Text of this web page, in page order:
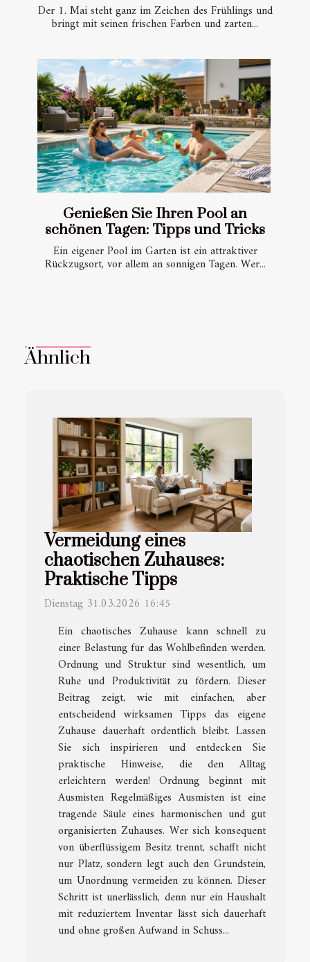
Der 1. Mai steht ganz im Zeichen des Frühlings und
bringt mit seinen frischen Farben und zarten...
Genießen Sie Ihren Pool an
schönen Tagen: Tipps und Tricks
Ein eigener Pool im Garten ist ein attraktiver
Rückzugsort, vor allem an sonnigen Tagen. Wer...
Ähnlich
Vermeidung eines
chaotischen Zuhauses:
Praktische Tipps
Dienstag 31.03.2026 16:45
Ein chaotisches Zuhause kann schnell zu
einer Belastung für das Wohlbefinden werden.
Ordnung und Struktur sind wesentlich, um
Ruhe und Produktivität zu fördern. Dieser
Beitrag zeigt, wie mit einfachen, aber
entscheidend wirksamen Tipps das eigene
Zuhause dauerhaft ordentlich bleibt. Lassen
Sie sich inspirieren und entdecken Sie
praktische Hinweise, die den Alltag
erleichtern werden! Ordnung beginnt mit
Ausmisten Regelmäßiges Ausmisten ist eine
tragende Säule eines harmonischen und gut
organisierten Zuhauses. Wer sich konsequent
von überflüssigem Besitz trennt, schafft nicht
nur Platz, sondern legt auch den Grundstein,
um Unordnung vermeiden zu können. Dieser
Schritt ist unerlässlich, denn nur ein Haushalt
mit reduziertem Inventar lässt sich dauerhaft
und ohne großen Aufwand in Schuss...